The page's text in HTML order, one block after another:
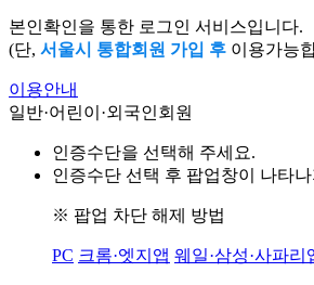
본인확인을 통한 로그인 서비스입니다.
(단, 서울시 통합회원 가입 후 이용가능
이용안내
일반·어린이·외국인회원
인증수단을 선택해 주세요.
인증수단 선택 후 팝업창이 나타
※ 팝업 차단 해제 방법
PC 크롬·엣지앱 웨일·삼성·사파리